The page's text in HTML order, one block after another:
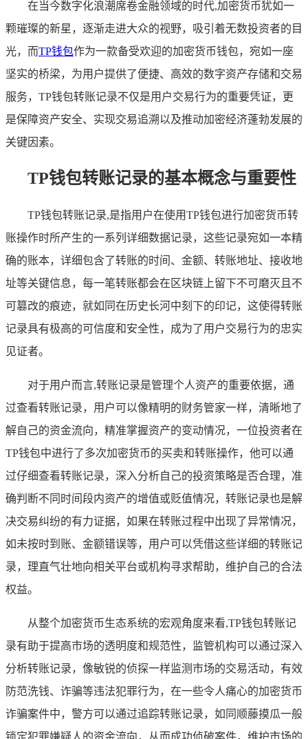
在当今数字化浪潮席卷金融领域的时代,加密货币犹如一
颗璀璨的新星，逐渐走进大众的视野，吸引着无数投资者的目
光，而TP钱包作为一款备受欢迎的加密货币钱包，宛如一座
坚实的桥梁，为用户提供了便捷、高效的数字资产存储和交易
服务，TP钱包转账记录不仅是用户交易行为的重要凭证，更
是保障资产安全、实现交易追溯以及推动加密经济蓬勃发展的
关键因素。
TP钱包转账记录的基本概念与重要性
TP钱包转账记录,是指用户在使用TP钱包进行加密货币转
账操作时所产生的一系列详细数据记录，这些记录宛如一本精
确的账本，详细包含了转账的时间、金额、转账地址、接收地
址等关键信息，每一笔转账都会在区块链上留下不可磨灭且不
可篡改的痕迹，就如同在历史长河中刻下的印记，这使得转账
记录具有极高的可信度和安全性，成为了用户交易行为的忠实
见证者。
对于用户而言,转账记录是管理个人资产的重要依据，通
过查看转账记录，用户可以像精明的财务管家一样，清晰地了
解自己的资金流向，精准掌握资产的变动情况，一位投资者在
TP钱包中进行了多次加密货币的买卖和转账操作，他可以通
过仔细查看转账记录，深入分析自己的投资策略是否合理，准
确判断不同时间段内资产的增值或贬值情况，转账记录也是解
决交易纠纷的有力证据，如果在转账过程中出现了异常情况，
如未按时到账、金额错误等，用户可以凭借这些详细的转账记
录，理直气壮地向相关平台或机构寻求帮助，维护自己的合法
权益。
从整个加密货币生态系统的宏观角度来看,TP钱包转账记
录有助于提高市场的透明度和规范性，监管机构可以通过深入
分析转账记录，像敏锐的侦探一样监测市场的交易活动，有效
防范洗钱、诈骗等违法犯罪行为，在一些令人痛心的加密货币
诈骗案件中，警方可以通过追踪转账记录，如同顺藤摸瓜一般
锁定犯罪嫌疑人的资金流向，从而成功侦破案件，维护市场的